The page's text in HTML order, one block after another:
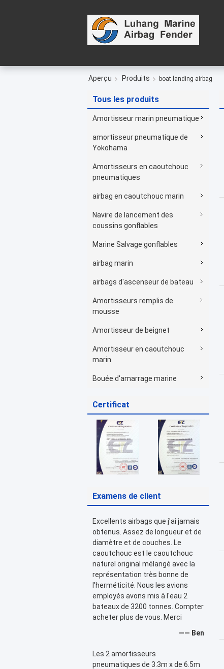
Aperçu Produits boat landing airbag
Tous les produits
Amortisseur marin pneumatique
amortisseur pneumatique de
Yokohama
Amortisseurs en caoutchouc
pneumatiques
airbag en caoutchouc marin
Navire de lancement des
coussins gonflables
Marine Salvage gonflables
airbag marin
airbags d'ascenseur de bateau
Amortisseurs remplis de
mousse
Amortisseur de beignet
Amortisseur en caoutchouc
marin
Bouée d'amarrage marine
Certificat
Examens de client
Excellents airbags que j'ai jamais
obtenus. Assez de longueur et de
diamètre et de couches. Le
caoutchouc est le caoutchouc
naturel original mélangé avec la
représentation très bonne de
l'herméticité. Nous les avions
employés avons mis à l'eau 2
bateaux de 3200 tonnes. Compter
acheter plus de vous. Merci
—— Ben
Les 2 amortisseurs
pneumatiques de 3.3m x de 6.5m